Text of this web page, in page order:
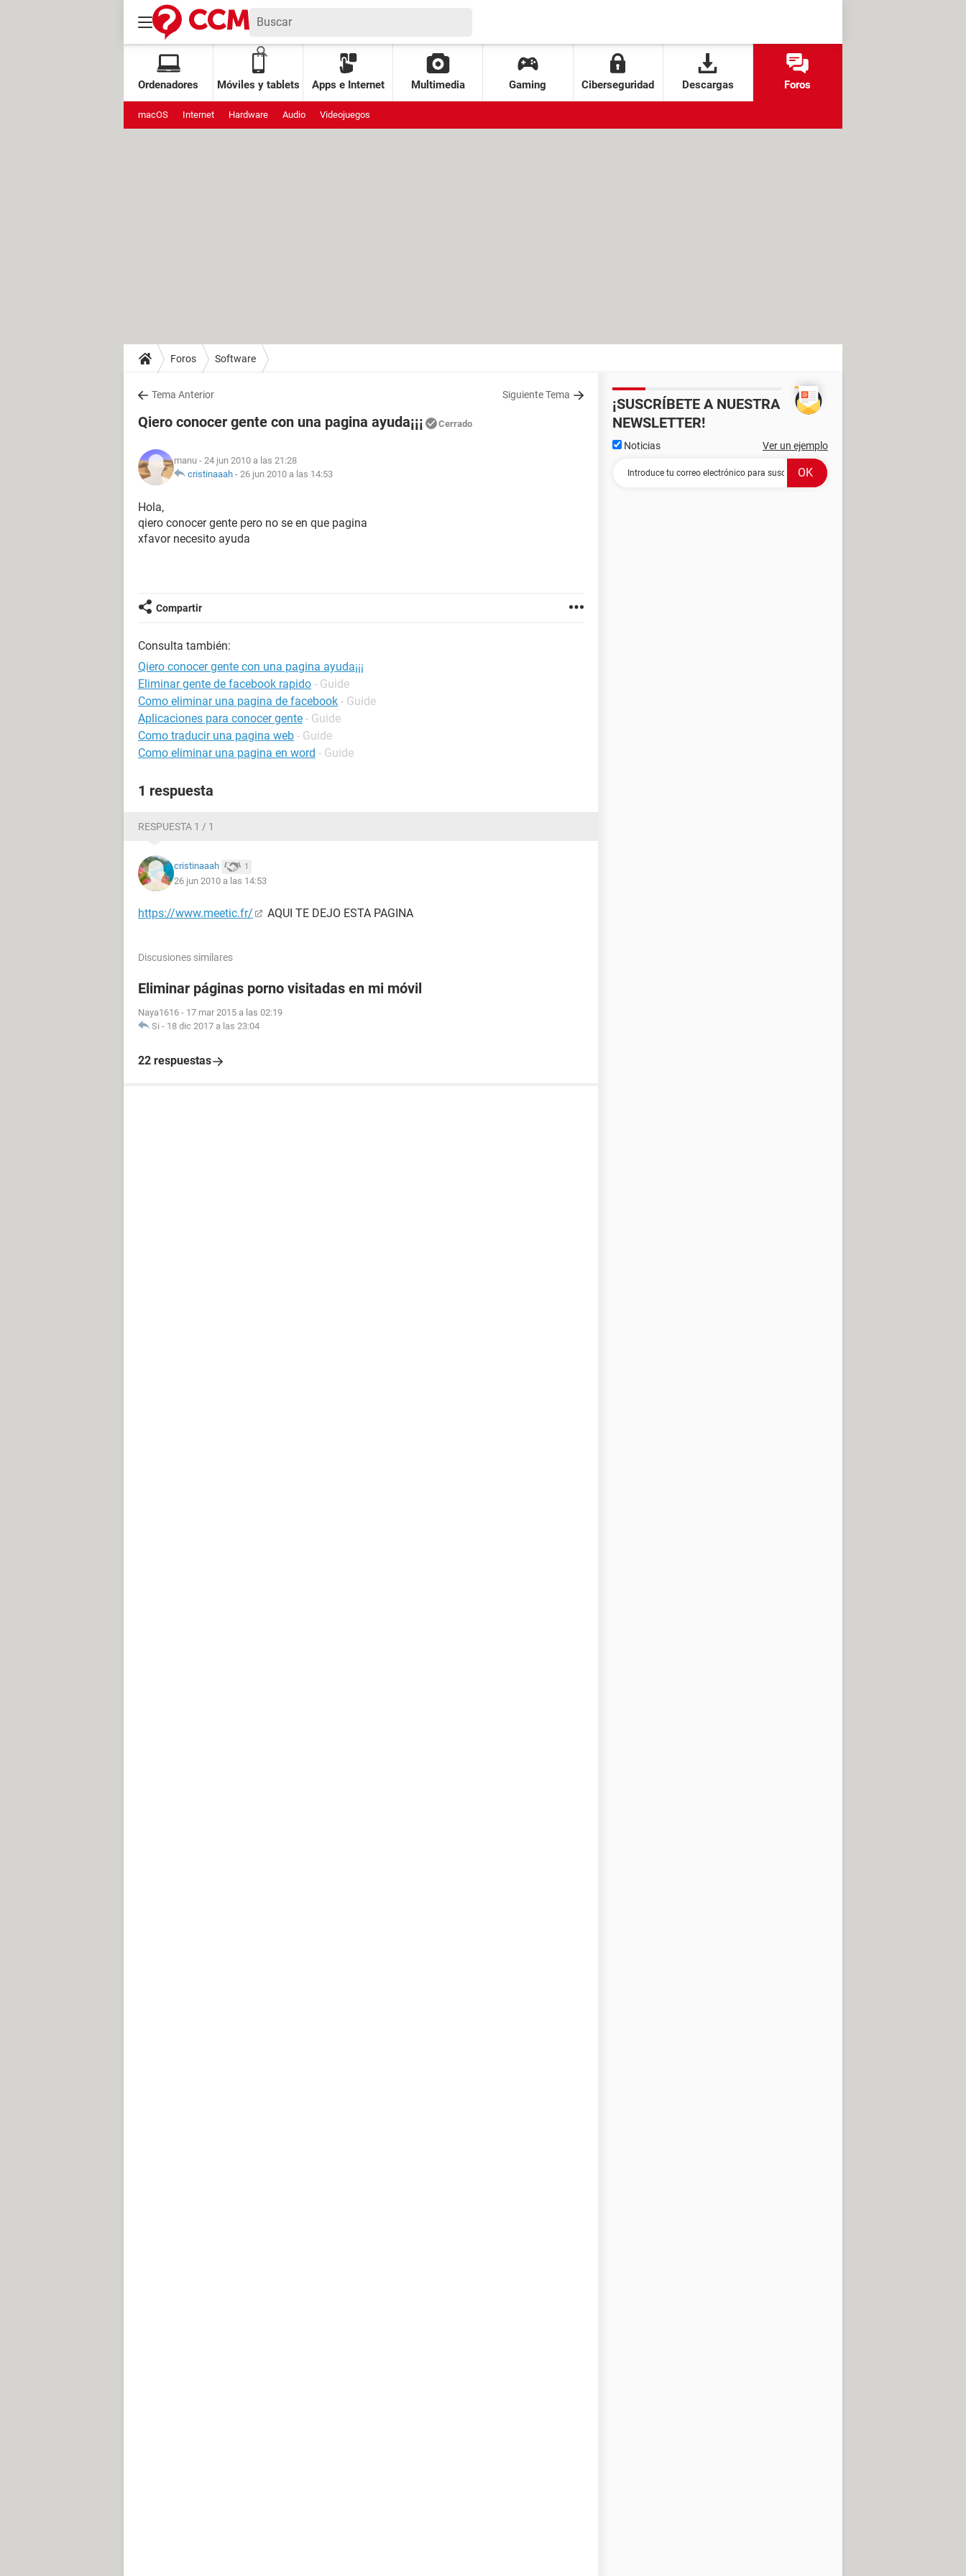
Ordenadores Móviles y tablets Apps e Internet Multimedia Gaming Ciberseguridad Descargas Foros
macOS Internet Hardware Audio Videojuegos
Foros Software
Tema Anterior Siguiente Tema
Qiero conocer gente con una pagina ayuda¡¡¡ Cerrado
manu - 24 jun 2010 a las 21:28
cristinaaah - 26 jun 2010 a las 14:53
Hola,
qiero conocer gente pero no se en que pagina
xfavor necesito ayuda
Compartir
Consulta también:
Qiero conocer gente con una pagina ayuda¡¡¡
Eliminar gente de facebook rapido - Guide
Como eliminar una pagina de facebook - Guide
Aplicaciones para conocer gente - Guide
Como traducir una pagina web - Guide
Como eliminar una pagina en word - Guide
1 respuesta
RESPUESTA 1 / 1
cristinaaah 1
26 jun 2010 a las 14:53
https://www.meetic.fr/ AQUI TE DEJO ESTA PAGINA
Discusiones similares
Eliminar páginas porno visitadas en mi móvil
Naya1616 - 17 mar 2015 a las 02:19
Si - 18 dic 2017 a las 23:04
22 respuestas
¡SUSCRÍBETE A NUESTRA
NEWSLETTER!
Noticias Ver un ejemplo